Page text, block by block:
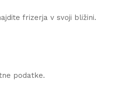
frizerja v svoji bližini.
podatke.